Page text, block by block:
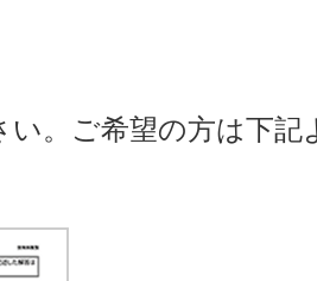
。ご希望の方は下記